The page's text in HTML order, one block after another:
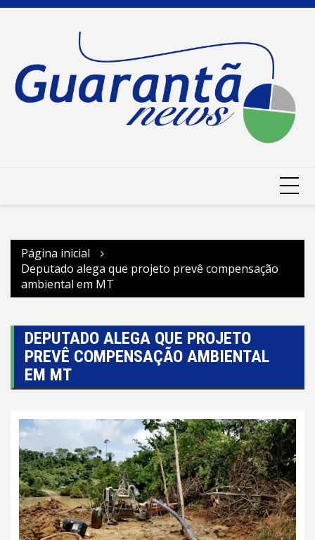
Ir
Página inicial
Deputado alega que projeto prevê compensação
ambiental em MT
DEPUTADO ALEGA QUE PROJETO
PREVÊ COMPENSAÇÃO AMBIENTAL
EM MT